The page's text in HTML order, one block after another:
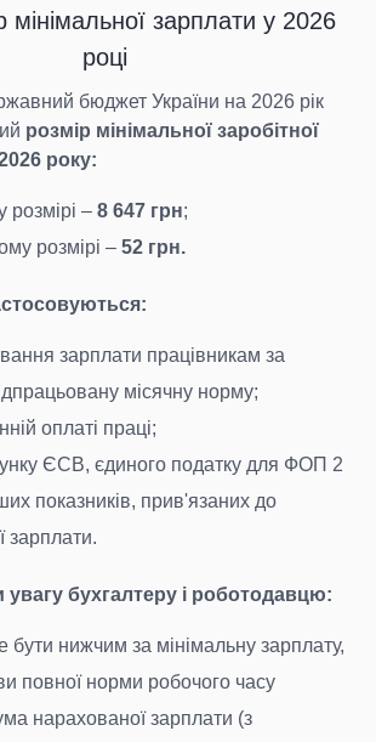
мінімальної зарплати у 2026
році
бюджет України на 2026 рік
розмір мінімальної заробітної
року:
розмірі – 8 647 грн;
розмірі – 52 грн.
зарплати працівникам за
місячну норму;
оплаті праці;
ЄСВ, єдиного податку для ФОП 2
показників, прив'язаних до
зарплати.
бухгалтеру і роботодавцю:
нижчим за мінімальну зарплату,
повної норми робочого часу
нарахованої зарплати (з